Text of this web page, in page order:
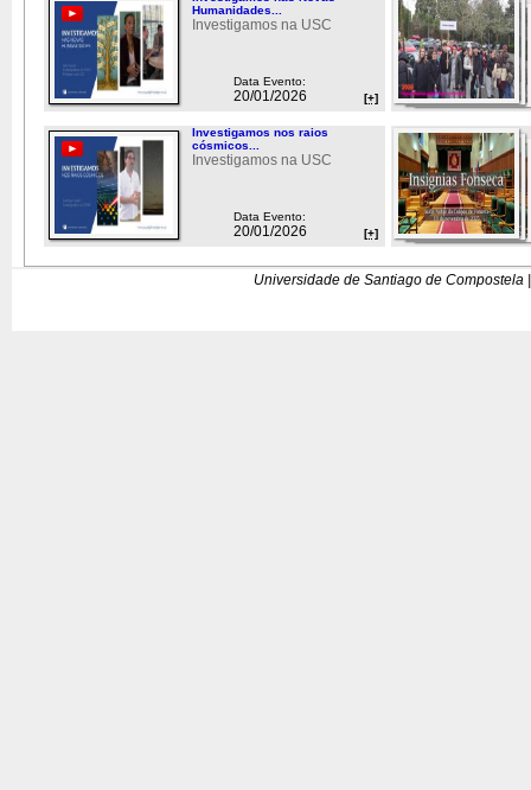
Humanidades...
Investigamos na USC
Data Evento:
20/01/2026 [+]
Investigamos nos raios
cósmicos...
Investigamos na USC
Data Evento:
20/01/2026 [+]
Universidade de Santiago de